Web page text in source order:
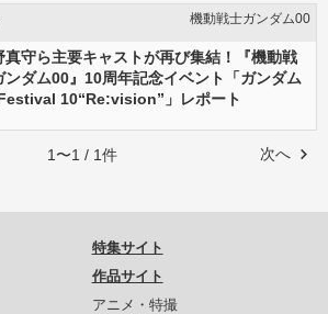
機動戦士ガンダム00
真守ら主要キャストが再び集結！『機動戦
ンダム00』10周年記念イベント「ガンダム
10“Re:vision”」レポート
次へ
1〜1 / 1件
特集サイト
作品サイト
アニメ・特撮